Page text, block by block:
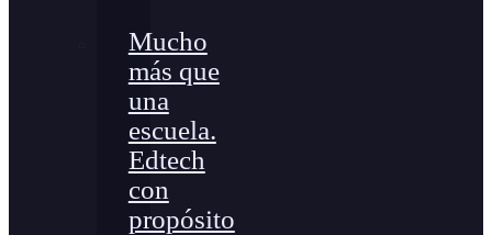
Mucho
más que
una
escuela.
Edtech
con
propósito